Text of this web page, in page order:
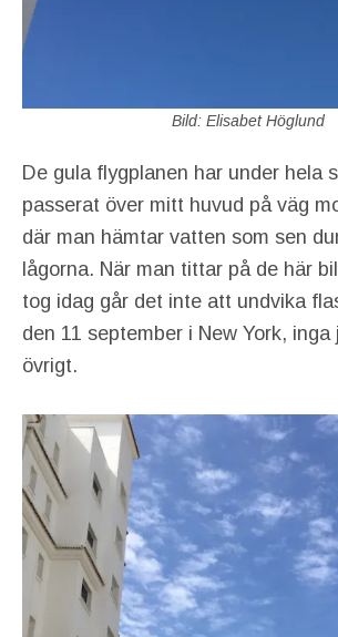
Bild: Elisabet Höglund
De gula flygplanen har under hela
passerat över mitt huvud på väg
där man hämtar vatten som sen
lågorna. När man tittar på de här
tog idag går det inte att undvika
den 11 september i New York, inga
övrigt.